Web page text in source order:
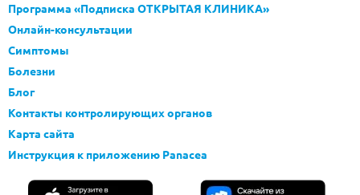
Программа «Подписка ОТКРЫТАЯ КЛИНИКА»
Онлайн-консультации
Симптомы
Болезни
Блог
Контакты контролирующих органов
Карта сайта
Инструкция к приложению Panacea